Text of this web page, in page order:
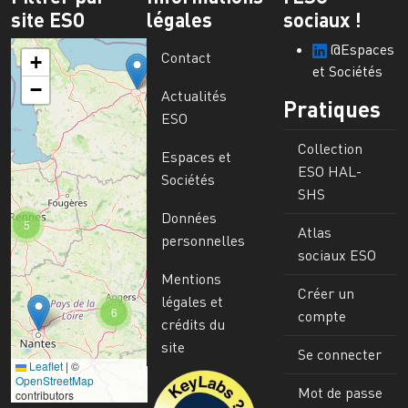
site ESO
6
5
+
−
Leaflet | ©
OpenStreetMap
contributors
légales
Contact
Actualités
ESO
Espaces et
Sociétés
Données
personnelles
Mentions
légales et
crédits du
site
Image
sociaux !
@Espaces
et Sociétés
Pratiques
Collection
ESO HAL-
SHS
Atlas
sociaux ESO
Créer un
compte
Se connecter
Mot de passe